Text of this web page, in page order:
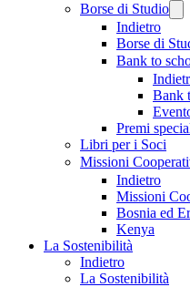
Borse di Studio
Indietro
Borse di
Bank to
Bank
Premi
Libri per i Soci
Missioni
Indietro
Missioni
Bosnia ed
Kenya
La Sostenibilità
Indietro
La Sostenibilità